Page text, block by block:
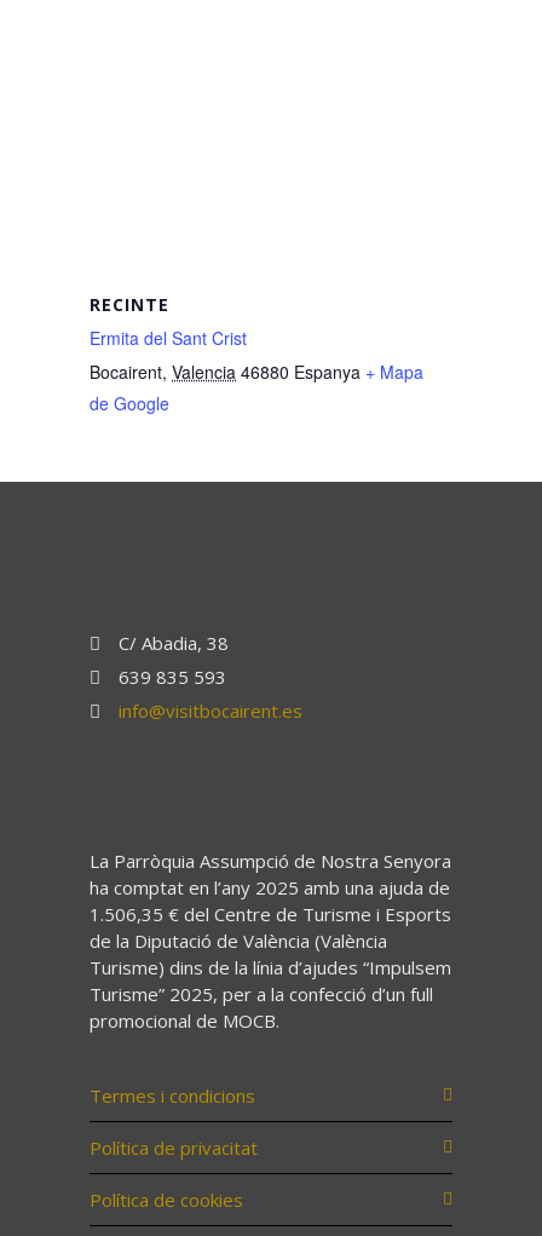
RECINTE
Ermita del Sant Crist
Bocairent, Valencia 46880 Espanya + Mapa
de Google
C/ Abadia, 38
639 835 593
info@visitbocairent.es
La Parròquia Assumpció de Nostra Senyora
ha comptat en l’any 2025 amb una ajuda de
1.506,35 € del Centre de Turisme i Esports
de la Diputació de València (València
Turisme) dins de la línia d’ajudes “Impulsem
Turisme” 2025, per a la confecció d’un full
promocional de MOCB.
Termes i condicions
Política de privacitat
Política de cookies